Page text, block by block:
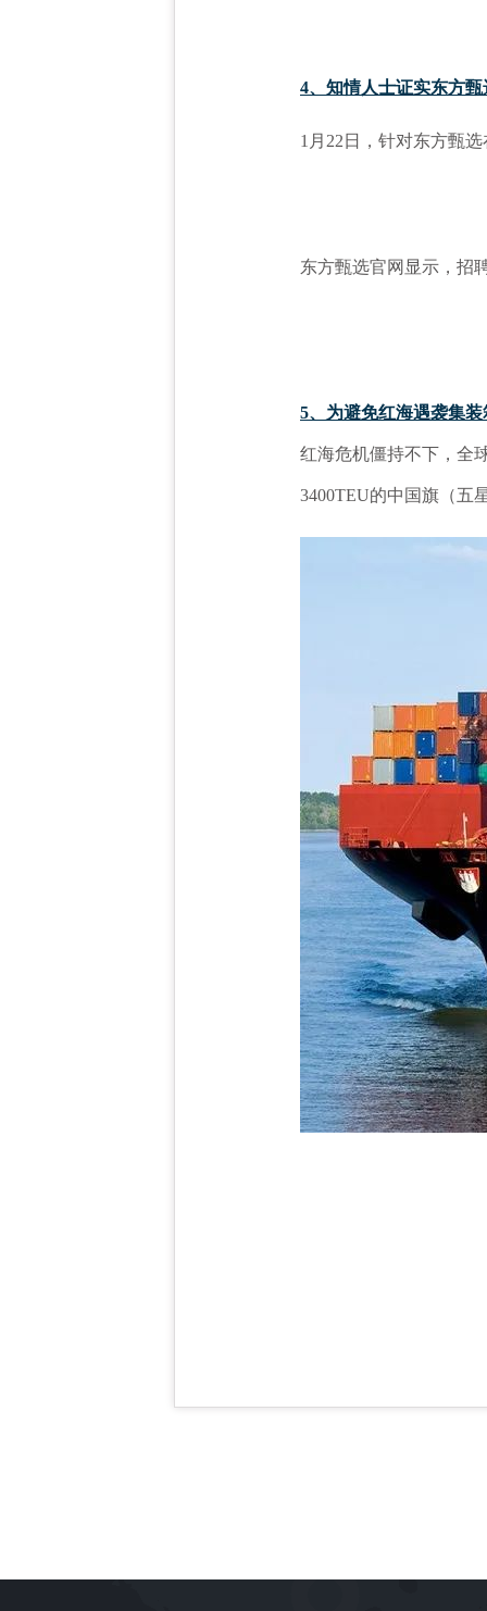
4、知情人士证实东方
1月22日，针对东方甄
东方甄选官网显示，招
5、为避免红海遇袭集
红海危机僵持不下，全
3400TEU的中国旗（五